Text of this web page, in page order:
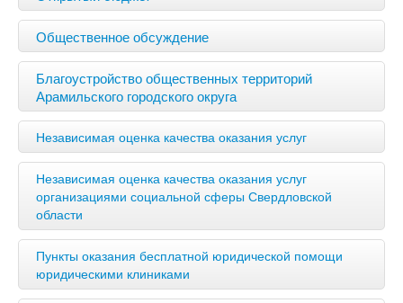
Общественное обсуждение
Благоустройство общественных территорий
Арамильского городского округа
Независимая оценка качества оказания услуг
Независимая оценка качества оказания услуг
организациями социальной сферы Свердловской
области
Пункты оказания бесплатной юридической помощи
юридическими клиниками